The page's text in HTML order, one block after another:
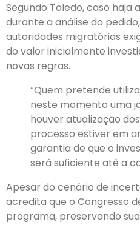
Segundo Toledo, caso haja
durante a análise do
autoridades migratórias
do valor inicialmente
novas regras.
“Quem pretende
neste momento uma
houver atualização
processo estiver em
garantia de que o
será suficiente até a
Apesar do cenário de
acredita que o Congresso
programa, preservando